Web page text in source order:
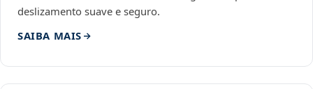
deslizamento suave e seguro.
SAIBA MAIS